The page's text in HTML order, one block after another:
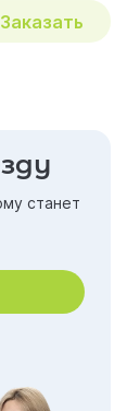
Заказать
станет